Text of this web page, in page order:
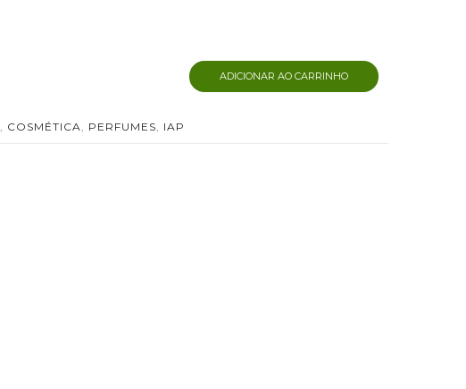
ADICIONAR AO CARRINHO
, COSMÉTICA, PERFUMES, IAP